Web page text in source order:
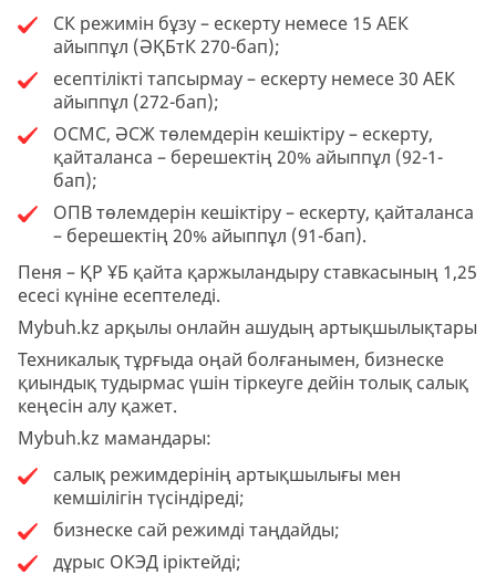
СК режимін бұзу – ескерту немесе 15 АЕК
айыппұл (ӘҚБтК 270-бап);
есептілікті тапсырмау – ескерту немесе 30 АЕК
айыппұл (272-бап);
ОСМС, ӘСЖ төлемдерін кешіктіру – ескерту,
қайталанса – берешектің 20% айыппұл (92-1-
бап);
ОПВ төлемдерін кешіктіру – ескерту, қайталанса
– берешектің 20% айыппұл (91-бап).
Пеня – ҚР ҰБ қайта қаржыландыру ставкасының 1,25
есесі күніне есептеледі.
Mybuh.kz арқылы онлайн ашудың артықшылықтары
Техникалық тұрғыда оңай болғанымен, бизнеске
қиындық тудырмас үшін тіркеуге дейін толық салық
кеңесін алу қажет.
Mybuh.kz мамандары:
салық режимдерінің артықшылығы мен
кемшілігін түсіндіреді;
бизнеске сай режимді таңдайды;
дұрыс ОКЭД іріктейді;